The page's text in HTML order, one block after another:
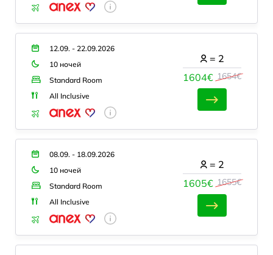
12.09. - 22.09.2026
10 ночей
Standard Room
All Inclusive
1604€ 1654€
= 2
08.09. - 18.09.2026
10 ночей
Standard Room
All Inclusive
1605€ 1655€
= 2